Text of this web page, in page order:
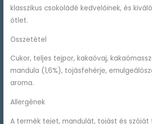
klasszikus csokoládé kedvelőinek, és
ötlet.
Összetétel
Cukor, teljes tejpor, kakaóvaj,
mandula (1,6%), tojásfehérje,
aroma.
Allergének
A termék tejet, mandulát, tojást és szóját